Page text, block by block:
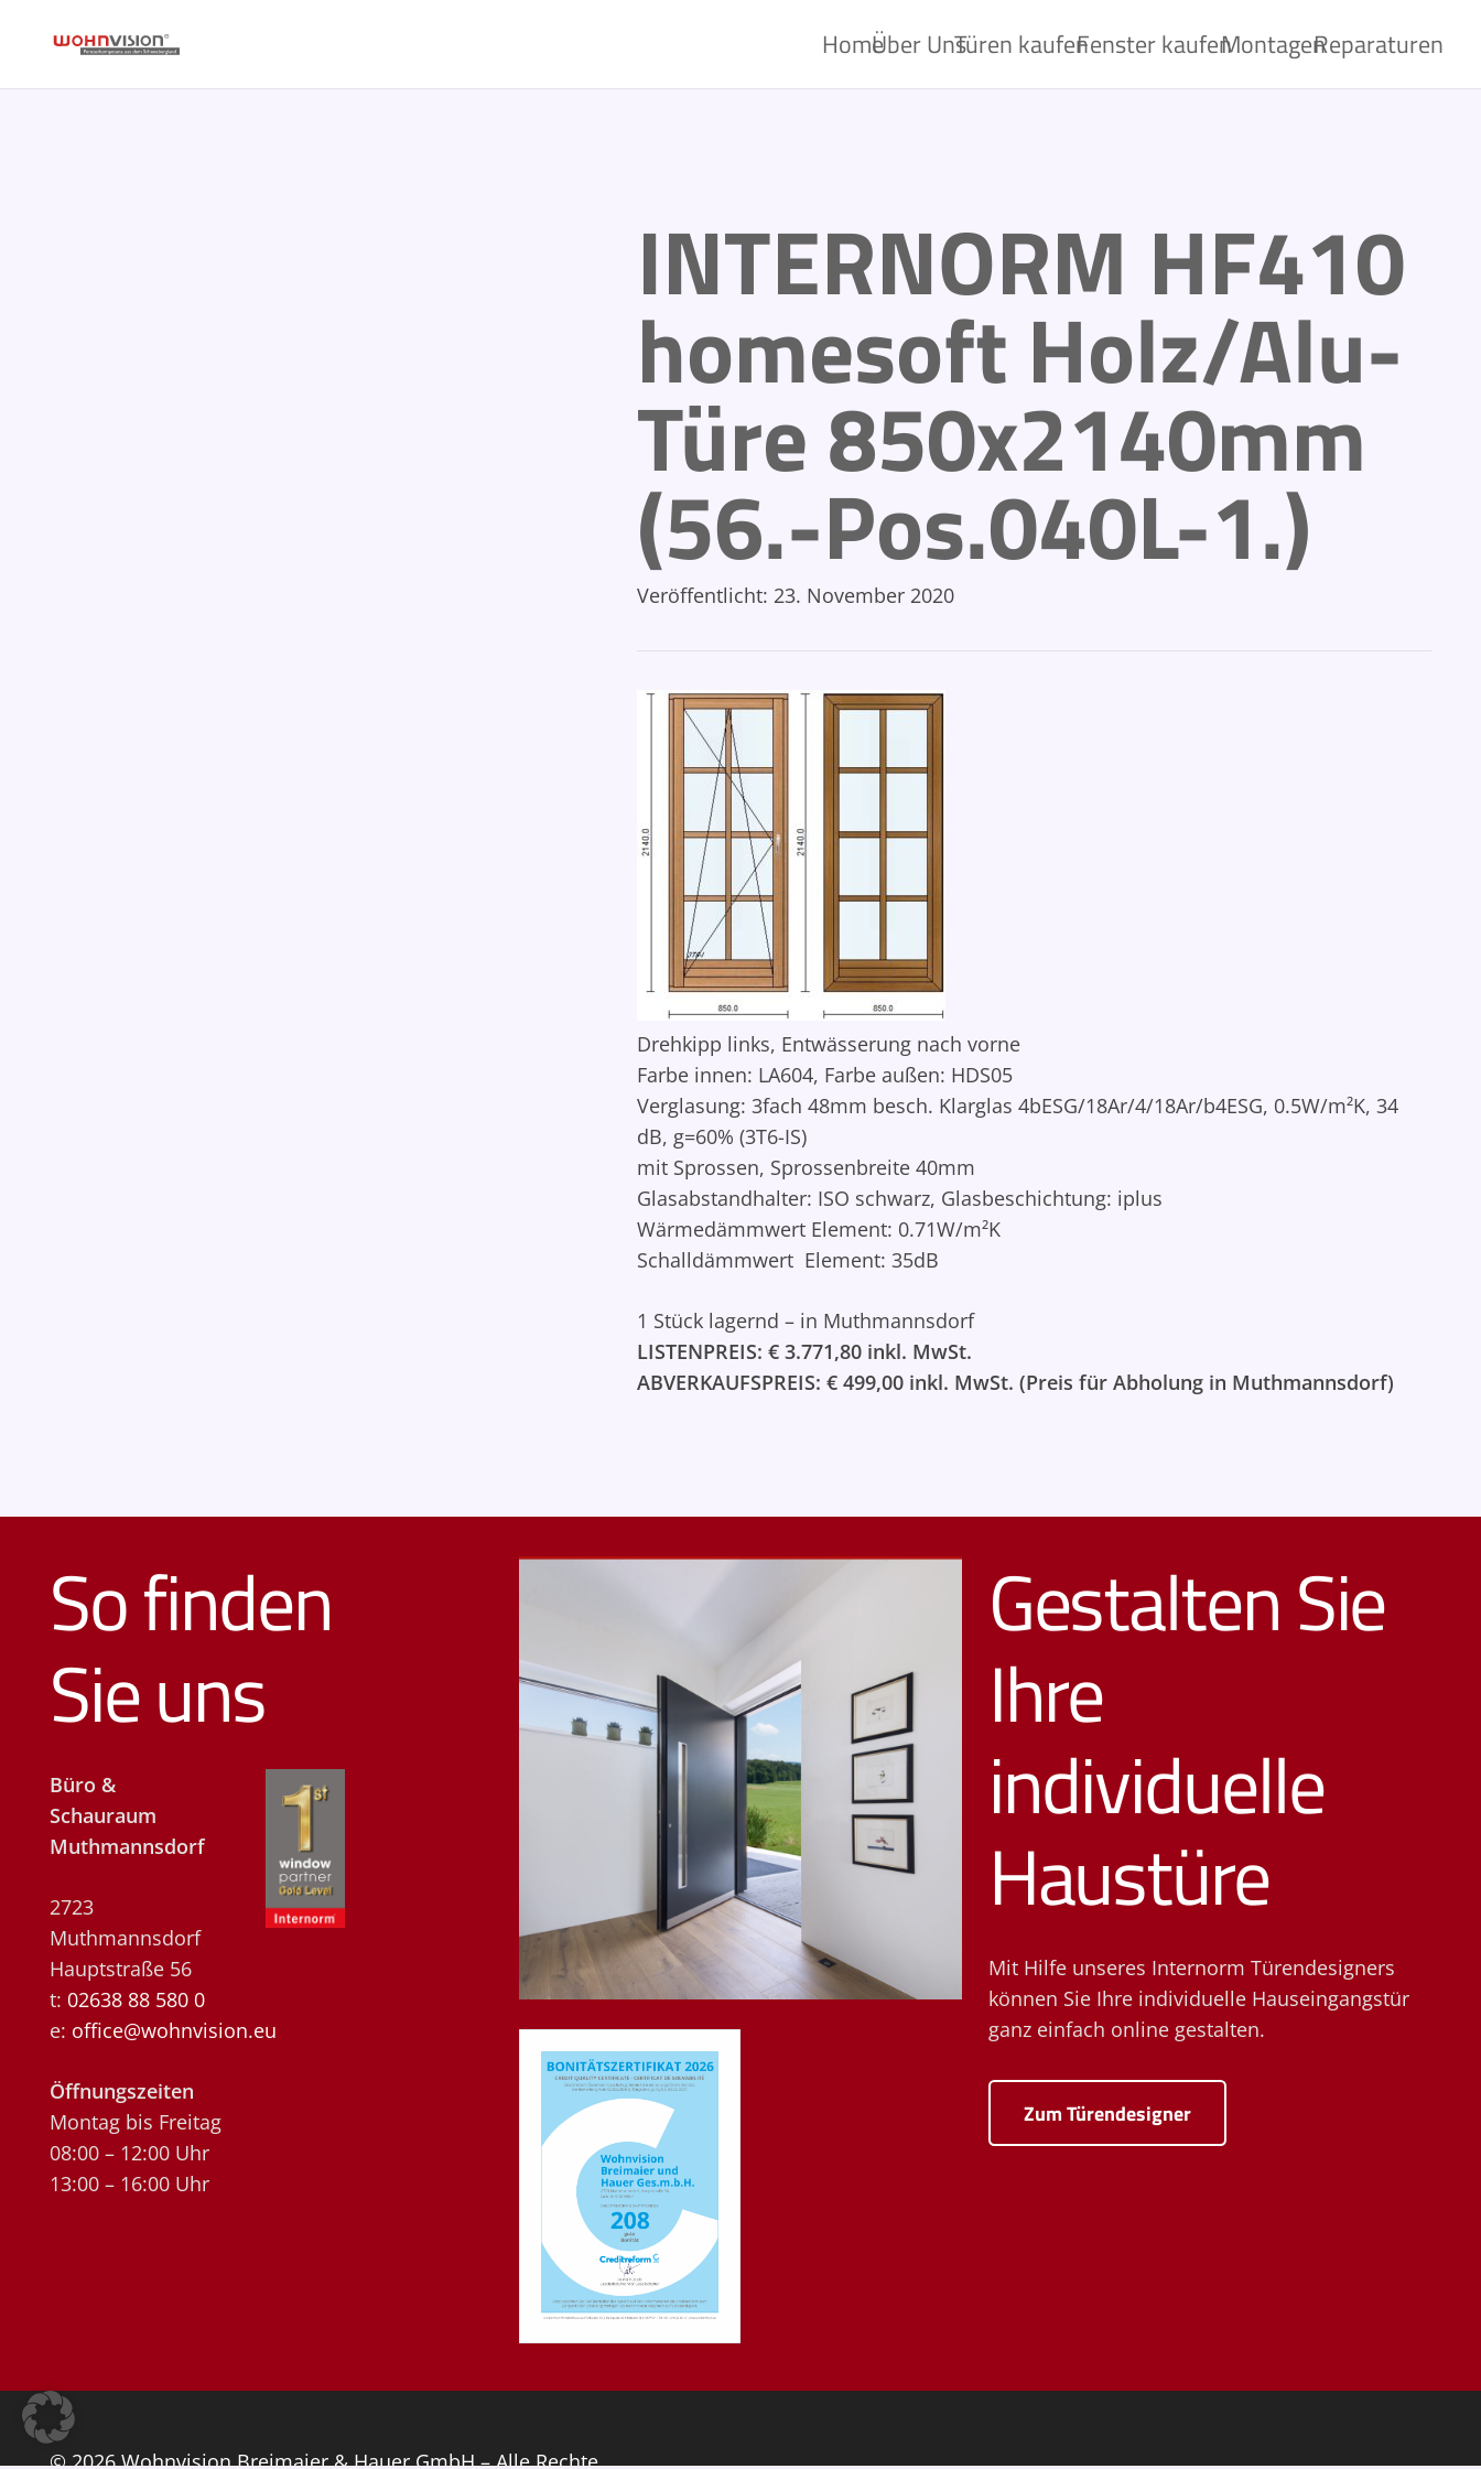
HomeÜber UnsTüren kaufenFenster kaufenMontagenReparaturen
INTERNORM HF410
homesoft Holz/Alu-
Türe 850x2140mm
(56.-Pos.040L-1.)
Veröffentlicht: 23. November 2020
Drehkipp links, Entwässerung nach vorne
Farbe innen: LA604, Farbe außen: HDS05
Verglasung: 3fach 48mm besch. Klarglas 4bESG/18Ar/4/18Ar/b4ESG, 0.5W/m²K, 34
dB, g=60% (3T6-IS)
mit Sprossen, Sprossenbreite 40mm
Glasabstandhalter: ISO schwarz, Glasbeschichtung: iplus
Wärmedämmwert Element: 0.71W/m²K
Schalldämmwert Element: 35dB
1 Stück lagernd – in Muthmannsdorf
LISTENPREIS: € 3.771,80 inkl. MwSt.
ABVERKAUFSPREIS: € 499,00 inkl. MwSt. (Preis für Abholung in Muthmannsdorf)
So finden
Sie uns
Büro &
Schauraum
Muthmannsdorf
2723
Muthmannsdorf
Hauptstraße 56
t: 02638 88 580 0
e: office@wohnvision.eu
Öffnungszeiten
Montag bis Freitag
08:00 – 12:00 Uhr
13:00 – 16:00 Uhr
Gestalten Sie
Ihre
individuelle
Haustüre
Mit Hilfe unseres Internorm Türendesigners
können Sie Ihre individuelle Hauseingangstür
ganz einfach online gestalten.
Zum Türendesigner
© 2026 Wohnvision Breimaier & Hauer GmbH – Alle Rechte